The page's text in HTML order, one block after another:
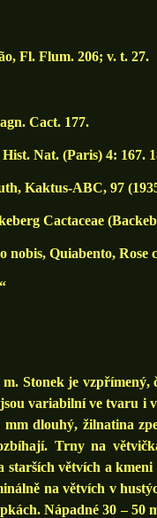
Fl. Flum. 206; v. t. 27.
Cact. 177.
Nat. (Paris) 4: 167.
Kaktus-ABC, 97
Cactaceae
Quiabento, Rose
Stonek je
variabilní ve tvaru i
dlouhý, žilnatina
Trny na
starších větvích a
na větvích v
Nápadné 30 – 50